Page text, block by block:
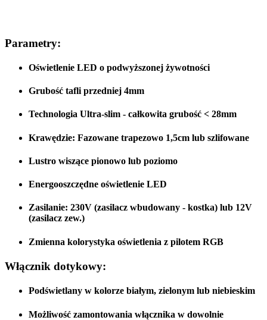
Parametry:
Oświetlenie LED o podwyższonej żywotności
Grubość tafli przedniej 4mm
Technologia Ultra-slim - całkowita grubość < 28mm
Krawędzie: Fazowane trapezowo 1,5cm lub szlifowane
Lustro wiszące pionowo lub poziomo
Energooszczędne oświetlenie LED
Zasilanie: 230V (zasilacz wbudowany - kostka) lub 12V
(zasilacz zew.)
Zmienna kolorystyka oświetlenia z pilotem RGB
Włącznik dotykowy:
Podświetlany w kolorze białym, zielonym lub niebieskim
Możliwość zamontowania włącznika w dowolnie